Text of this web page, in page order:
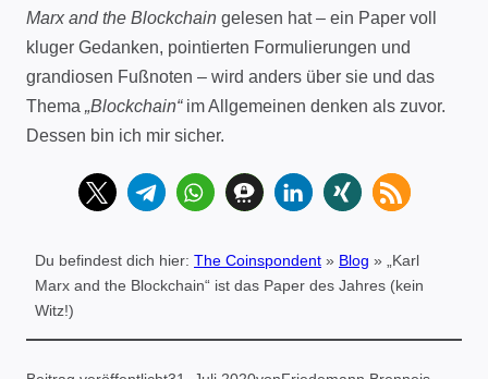
Marx and the Blockchain gelesen hat – ein Paper voll
kluger Gedanken, pointierten Formulierungen und
grandiosen Fußnoten – wird anders über sie und das
Thema „Blockchain“im Allgemeinen denken als zuvor.
Dessen bin ich mir sicher.
Du befindest dich hier: The Coinspondent » Blog » „Karl
Marx and the Blockchain“ ist das Paper des Jahres (kein
Witz!)